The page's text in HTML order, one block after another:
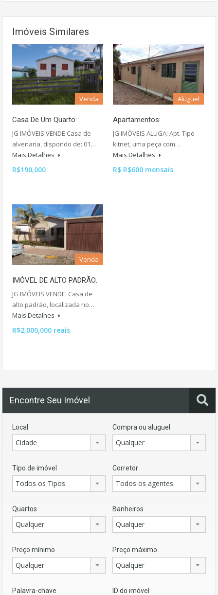
Imóveis Similares
Venda
Casa De Um Quarto:
JG IMÓVEIS VENDE Casa de
alvenaria, dispondo de: 01…
Mais Detalhes
R$190,000
Aluguel
Apartamentos:
JG IMÓVEIS ALUGA: Apt. Tipo
kitnet, uma peça com…
Mais Detalhes
R$ R$600 mensais
Venda
IMÓVEL DE ALTO PADRÃO:
JG IMÓVEIS VENDE: Casa de
alto padrão, localizada no…
Mais Detalhes
R$2,000,000 reais
Encontre Seu Imóvel
Local
Cidade
Compra ou aluguel
Qualquer
Tipo de imóvel
Todos os Tipos
Corretor
Todos os agentes
Quartos
Qualquer
Banheiros
Qualquer
Preço mínimo
Qualquer
Preço máximo
Qualquer
Palavra-chave ID do imóvel